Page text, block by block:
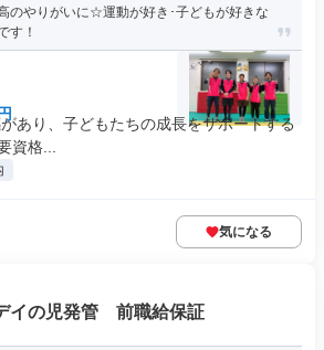
のやりがいに☆運動が好き･子どもが好きな
す！
あり、子どもたちの成長をサポートする
資格...
気になる
イの児発管 前職給保証